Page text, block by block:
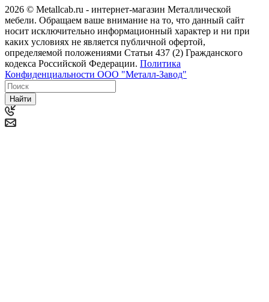
2026 © Metallcab.ru - интернет-магазин Металлической
мебели. Обращаем ваше внимание на то, что данный сайт
носит исключительно информационный характер и ни при
каких условиях не является публичной офертой,
определяемой положениями Статьи 437 (2) Гражданского
кодекса Российской Федерации. Политика
Конфиденциальности ООО "Металл-Завод"
Найти